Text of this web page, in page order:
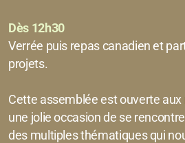
Dès 12h30
Verrée puis repas canadien et
projets.
Cette assemblée est ouverte
une jolie occasion de se
des multiples thématiques qui